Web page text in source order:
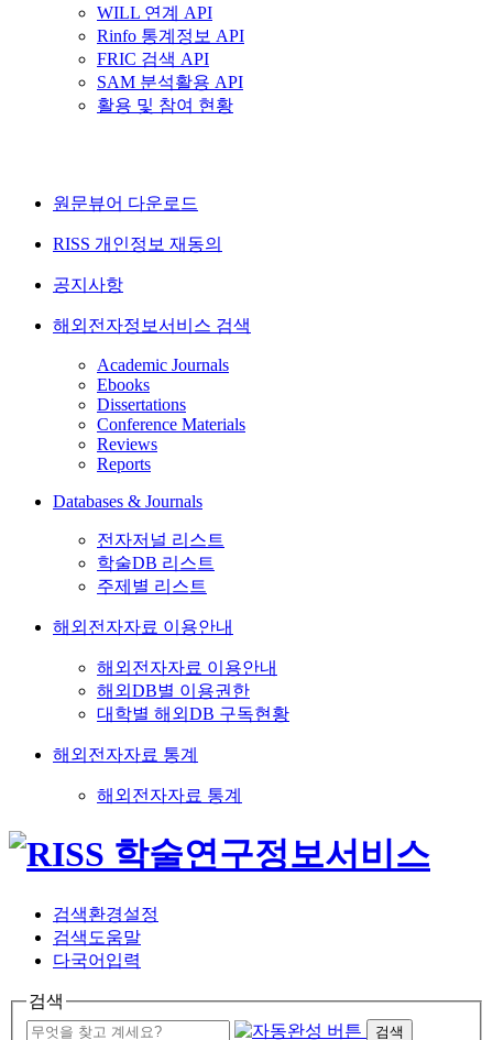
WILL 연계 API
Rinfo 통계정보 API
FRIC 검색 API
SAM 분석활용 API
활용 및 참여 현황
원문뷰어 다운로드
RISS 개인정보 재동의
공지사항
해외전자정보서비스 검색
Academic Journals
Ebooks
Dissertations
Conference Materials
Reviews
Reports
Databases & Journals
전자저널 리스트
학술DB 리스트
주제별 리스트
해외전자자료 이용안내
해외전자자료 이용안내
해외DB별 이용권한
대학별 해외DB 구독현황
해외전자자료 통계
해외전자자료 통계
검색환경설정
검색도움말
다국어입력
검색
검색